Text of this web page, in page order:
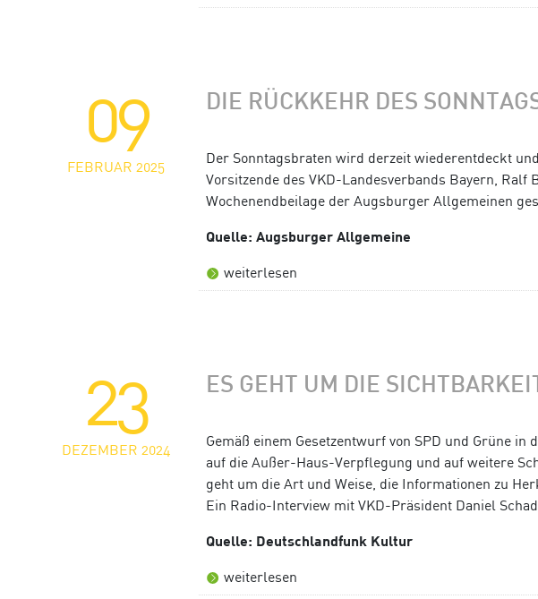
09
FEBRUAR 2025
DIE RÜCKKEHR DES
Der Sonntagsbraten wird derzeit wiederentdeckt
Vorsitzende des VKD-Landesverbands Bayern,
Wochenendbeilage der Augsburger Allgemeinen
Quelle: Augsburger Allgemeine
weiterlesen
23
DEZEMBER 2024
ES GEHT UM DIE
Gemäß einem Gesetzentwurf von SPD und Grüne
auf die Außer-Haus-Verpflegung und auf weitere
geht um die Art und Weise, die Informationen zu
Ein Radio-Interview mit VKD-Präsident Daniel
Quelle: Deutschlandfunk Kultur
weiterlesen